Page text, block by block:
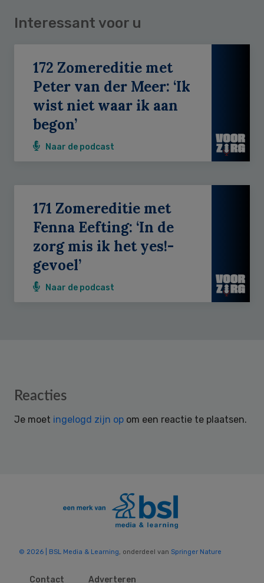
Interessant voor u
172 Zomereditie met
Peter van der Meer: ‘Ik
wist niet waar ik aan
begon’
Naar de podcast
171 Zomereditie met
Fenna Eefting: ‘In de
zorg mis ik het yes!-
gevoel’
Naar de podcast
Reader
Reacties
Je moet ingelogd zijn op om een reactie te plaatsen.
© 2026 | BSL Media & Learning , onderdeel van Springer Nature
Contact Adverteren